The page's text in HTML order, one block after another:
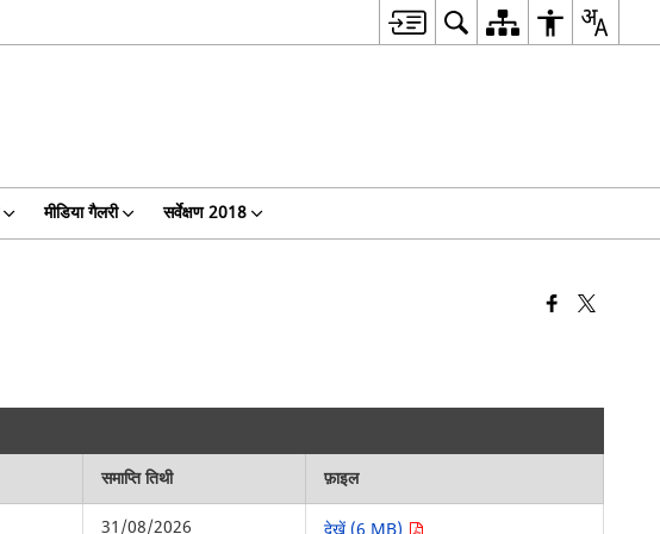
मीडिया गैलरी सर्वेक्षण 2018
समाप्ति तिथी
फ़ाइल
31/08/2026